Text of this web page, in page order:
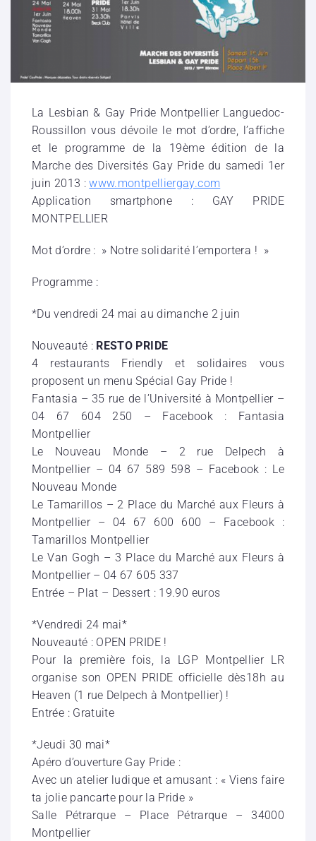
La Lesbian & Gay Pride Montpellier Languedoc-
Roussillon vous dévoile le mot d’ordre, l’affiche
et le programme de la 19ème édition de la
Marche des Diversités Gay Pride du samedi 1er
juin 2013 :www.montpelliergay.com
Application smartphone : GAY PRIDE
MONTPELLIER
Mot d’ordre : » Notre solidarité l’emportera ! »
Programme :
*Du vendredi 24 mai au dimanche 2 juin
Nouveauté : RESTO PRIDE
4 restaurants Friendly et solidaires vous
proposent un menu Spécial Gay Pride !
Fantasia – 35 rue de l’Université à Montpellier –
04 67 604 250 – Facebook : Fantasia
Montpellier
Le Nouveau Monde – 2 rue Delpech à
Montpellier – 04 67 589 598 – Facebook : Le
Nouveau Monde
Le Tamarillos – 2 Place du Marché aux Fleurs à
Montpellier – 04 67 600 600 – Facebook :
Tamarillos Montpellier
Le Van Gogh – 3 Place du Marché aux Fleurs à
Montpellier – 04 67 605 337
Entrée – Plat – Dessert : 19.90 euros
*Vendredi 24 mai*
Nouveauté : OPEN PRIDE !
Pour la première fois, la LGP Montpellier LR
organise son OPEN PRIDE officielle dès18h au
Heaven (1 rue Delpech à Montpellier) !
Entrée : Gratuite
*Jeudi 30 mai*
Apéro d’ouverture Gay Pride :
Avec un atelier ludique et amusant : « Viens faire
ta jolie pancarte pour la Pride »
Salle Pétrarque – Place Pétrarque – 34000
Montpellier